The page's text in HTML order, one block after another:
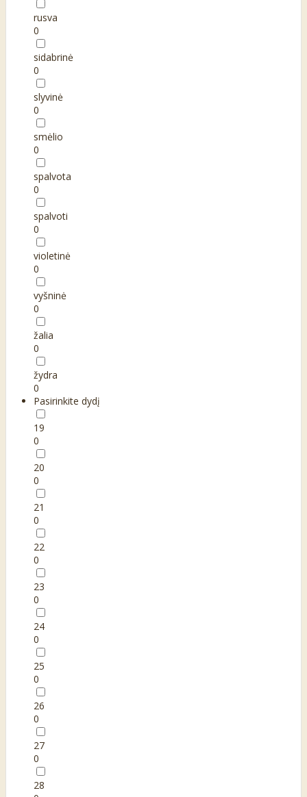
rusva
0
sidabrinė
0
slyvinė
0
smėlio
0
spalvota
0
spalvoti
0
violetinė
0
vyšninė
0
žalia
0
žydra
0
Pasirinkite dydį
19
0
20
0
21
0
22
0
23
0
24
0
25
0
26
0
27
0
28